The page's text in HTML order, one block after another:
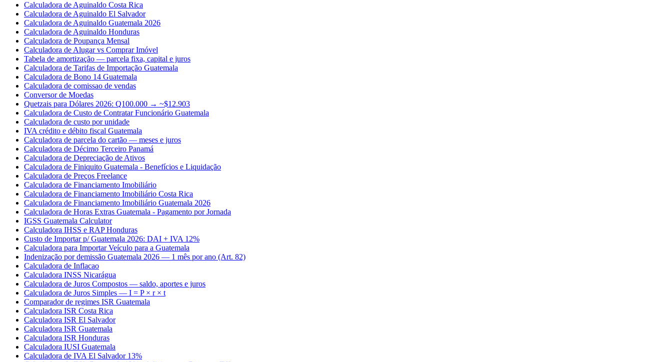
Calculadora de Aguinaldo Costa Rica
Calculadora de Aguinaldo El Salvador
Calculadora de Aguinaldo Guatemala 2026
Calculadora de Aguinaldo Honduras
Calculadora de Poupança Mensal
Calculadora de Alugar vs Comprar Imóvel
Tabela de amortização — parcela fixa, capital e juros
Calculadora de Tarifas de Importação Guatemala
Calculadora de Bono 14 Guatemala
Calculadora de comissao de vendas
Conversor de Moedas
Quetzais para Dólares 2026: Q100.000 → ~$12.903
Calculadora de Custo de Contratar Funcionário Guatemala
Calculadora de custo por unidade
IVA crédito e débito fiscal Guatemala
Calculadora de parcela do cartão — meses e juros
Calculadora de Décimo Terceiro Panamá
Calculadora de Depreciação de Ativos
Calculadora de Finiquito Guatemala - Benefícios e Liquidação
Calculadora de Preços Freelance
Calculadora de Financiamento Imobiliário
Calculadora de Financiamento Imobiliário Costa Rica
Calculadora de Financiamento Imobiliário Guatemala 2026
Calculadora de Horas Extras Guatemala - Pagamento por Jornada
IGSS Guatemala Calculator
Calculadora IHSS e RAP Honduras
Custo de Importar p/ Guatemala 2026: DAI + IVA 12%
Calculadora para Importar Veículo para a Guatemala
Indenização por demissão Guatemala 2026 — 1 mês por ano (Art. 82)
Calculadora de Inflacao
Calculadora INSS Nicarágua
Calculadora de Juros Compostos — saldo, aportes e juros
Calculadora de Juros Simples — I = P × r × t
Comparador de regimes ISR Guatemala
Calculadora ISR Costa Rica
Calculadora ISR El Salvador
Calculadora ISR Guatemala
Calculadora ISR Honduras
Calculadora IUSI Guatemala
Calculadora de IVA El Salvador 13%